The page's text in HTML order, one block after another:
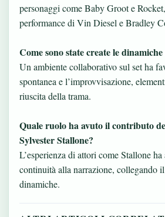
personaggi come Baby Groot e
performance di Vin Diesel e Bradley
Come sono state create le
Un ambiente collaborativo sul set ha
spontanea e l’improvvisazione,
riuscita della trama.
Quale ruolo ha avuto il contributo
Sylvester Stallone?
L’esperienza di attori come Stallone
continuità alla narrazione, collegando
dinamiche.